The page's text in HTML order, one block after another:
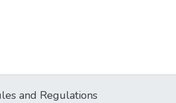
and Regulations